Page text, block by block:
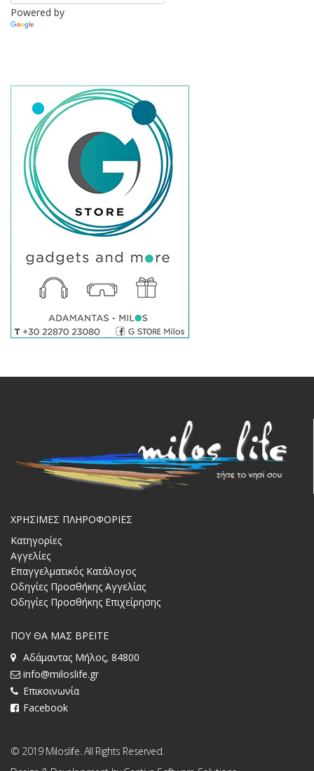
Powered by
ΧΡΗΣΙΜΕΣ ΠΛΗΡΟΦΟΡΙΕΣ
Κατηγορίες
Αγγελίες
Επαγγελματικός Κατάλογος
Οδηγίες Προσθήκης Αγγελίας
Οδηγίες Προσθήκης Επιχείρησης
ΠΟΥ ΘΑ ΜΑΣ ΒΡΕΙΤΕ
Αδάμαντας Μήλος, 84800
info@miloslife.gr
Επικοινωνία
Facebook
© 2019 Miloslife. All Rights Reserved.